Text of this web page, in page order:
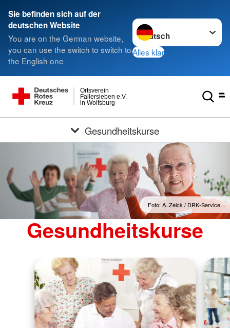
Sie befinden sich auf der
deutschen Website
You are on the German website,
you can use the switch to switch to
the English one
Sprache wechseln zu
Alles klar
in Wolfsburg
Fallersleben e.V.
Ortsverein
Gesundheitskurse
Foto: A. Zelck / DRK-Service…
Gesundheitskurse